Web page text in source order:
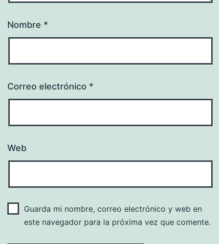
Nombre *
Correo electrónico *
Web
Guarda mi nombre, correo electrónico y web en
este navegador para la próxima vez que comente.